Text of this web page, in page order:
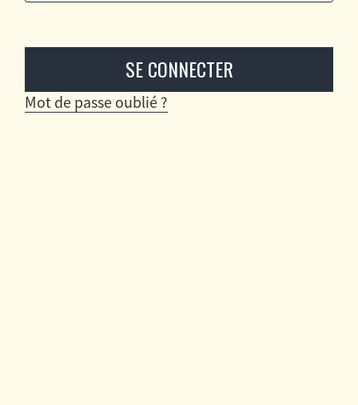
Mot de passe oublié ?